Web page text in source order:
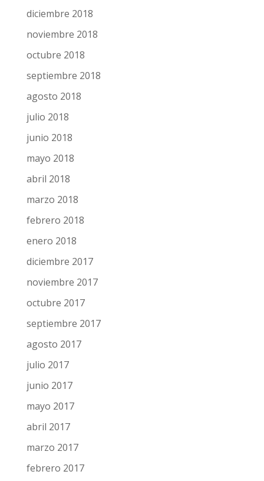
diciembre 2018
noviembre 2018
octubre 2018
septiembre 2018
agosto 2018
julio 2018
junio 2018
mayo 2018
abril 2018
marzo 2018
febrero 2018
enero 2018
diciembre 2017
noviembre 2017
octubre 2017
septiembre 2017
agosto 2017
julio 2017
junio 2017
mayo 2017
abril 2017
marzo 2017
febrero 2017